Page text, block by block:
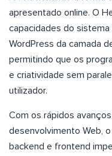
apresentado online. O
capacidades do
WordPress da camada
permitindo que os
e criatividade sem
utilizador.
Com os rápidos
desenvolvimento Web,
backend e frontend